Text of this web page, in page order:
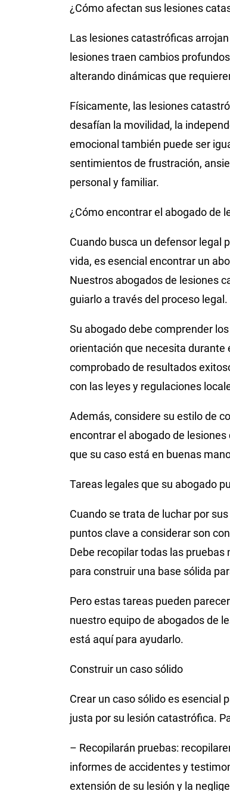
¿Cómo afectan sus lesiones
Las lesiones catastróficas
lesiones traen cambios
alterando dinámicas que
Físicamente, las lesiones
desafían la movilidad, la
emocional también puede ser
sentimientos de frustración,
personal y familiar.
¿Cómo encontrar el abogado de
Cuando busca un defensor legal
vida, es esencial encontrar un
Nuestros abogados de lesiones
guiarlo a través del proceso legal.
Su abogado debe comprender
orientación que necesita durante
comprobado de resultados
con las leyes y regulaciones
Además, considere su estilo de
encontrar el abogado de
que su caso está en buenas
Tareas legales que su abogado
Cuando se trata de luchar por
puntos clave a considerar son
Debe recopilar todas las
para construir una base sólida
Pero estas tareas pueden
nuestro equipo de abogados de
está aquí para ayudarlo.
Construir un caso sólido
Crear un caso sólido es esencial
justa por su lesión catastrófica.
– Recopilarán pruebas:
informes de accidentes y
extensión de su lesión y la